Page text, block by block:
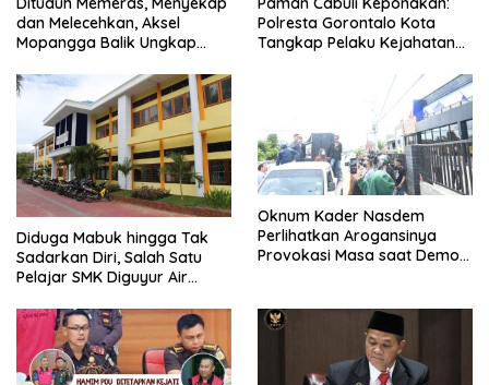
dan Melecehkan, Aksel
Mopangga Balik Ungkap
Polresta Gorontalo Kota
Tangkap Pelaku Kejahatan
Diduga Mabuk hingga Tak
Sadarkan Diri, Salah Satu
Pelajar SMK Diguyur Air
Fisik oleh Beberapa
Temannya
Oknum Kader Nasdem
Perlihatkan Arogansinya
Provokasi Masa saat Demo